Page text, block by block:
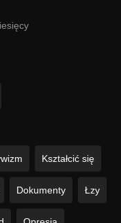
Kształcić się
Dokumenty Łzy